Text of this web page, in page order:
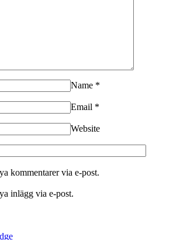
Name *
Email *
Website
kommentarer via e-post.
inlägg via e-post.